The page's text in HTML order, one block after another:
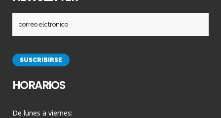
HORARIOS
De lunes a viernes: